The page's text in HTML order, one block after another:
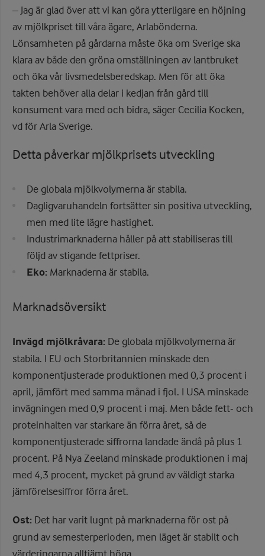
– Jag är glad över att vi kan göra ytterligare en höjning
av mjölkpriset till våra ägare, Arlabönderna.
Lönsamheten på gårdarna måste öka om Sverige ska
klara av både den gröna omställningen av lantbruket
och öka vår livsmedelsberedskap. Men för att öka
takten behöver alla delar i kedjan från gård till
konsument vara med och bidra, säger Cecilia Kocken,
vd för Arla Sverige.
Detta påverkar mjölkprisets utveckling
De globala mjölkvolymerna är stabila.
Dagligvaruhandeln fortsätter sin positiva utveckling,
men med lite lägre hastighet.
Industrimarknaderna håller på att stabiliseras till
följd av stigande fettpriser.
Eko: Marknaderna är stabila.
Marknadsöversikt
Invägd mjölkråvara: De globala mjölkvolymerna är
stabila. I EU och Storbritannien minskade den
komponentjusterade produktionen med 0,3 procent i
april, jämfört med samma månad i fjol. I USA minskade
invägningen med 0,9 procent i maj. Men både fett- och
proteinhalten var starkare än förra året, så de
komponentjusterade siffrorna landade ändå på plus 1
procent. På Nya Zeeland minskade produktionen i maj
med 4,3 procent, mycket på grund av väldigt starka
jämförelsesiffror förra året.
Ost: Det har varit lugnt på marknaderna för ost på
grund av semesterperioden, men läget är stabilt och